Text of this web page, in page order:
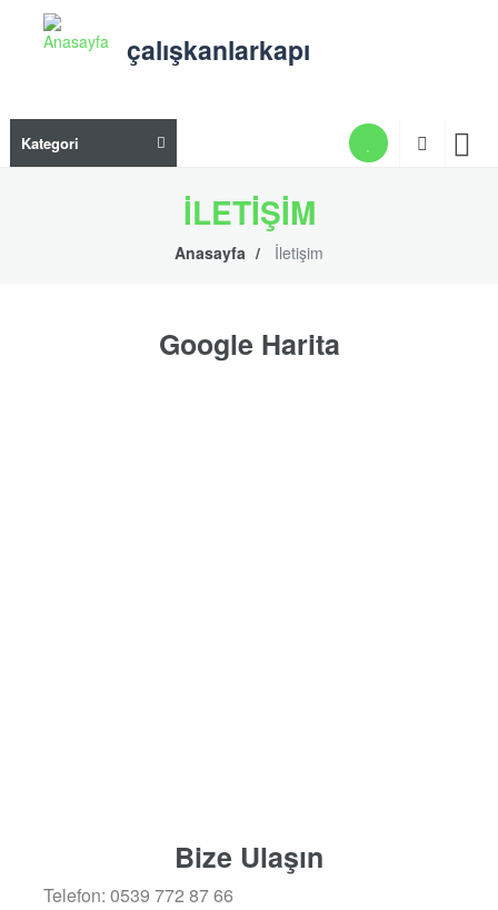
içeriğe
çalışkanlarkapı
Kategori Ana
İLETIŞIM
Anasayfa İletişim
Google Harita
Bize Ulaşın
Telefon: 0539 772 87 66